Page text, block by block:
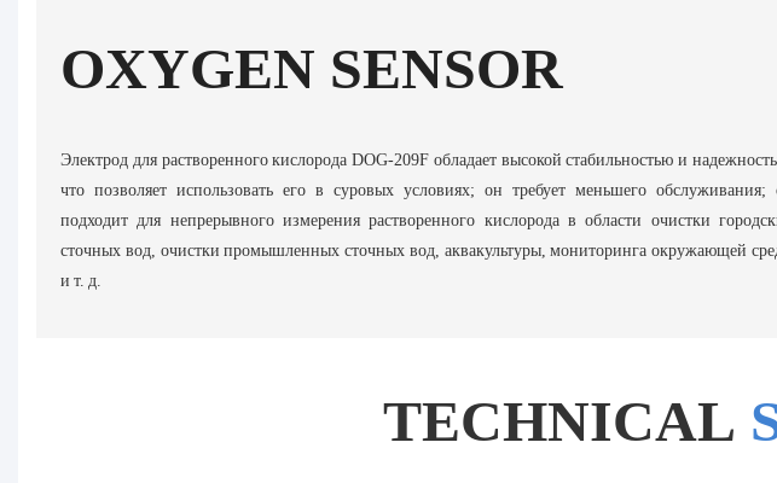
OXYGEN SENSOR
Электрод для растворенного кислорода DOG-209F обладает высокой стабильностью и
что позволяет использовать его в суровых условиях; он требует меньшего обслуживания;
подходит для непрерывного измерения растворенного кислорода в области очистки
сточных вод, очистки промышленных сточных вод, аквакультуры, мониторинга окружающей
и т. д.
TECHNICAL